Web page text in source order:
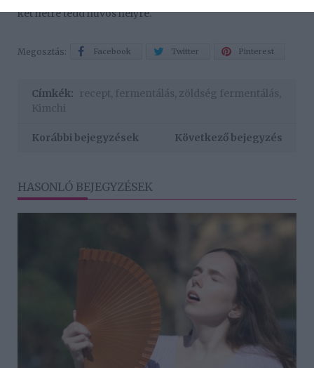
két hétre tedd hűvös helyre.
Megosztás: Facebook Twitter Pinterest
Címkék: recept fermentálás zöldség fermentálás
Kimchi
Korábbi bejegyzések Következő bejegyzés
HASONLÓ BEJEGYZÉSEK